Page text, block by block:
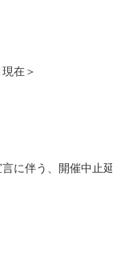
在＞
に伴う、開催中止延